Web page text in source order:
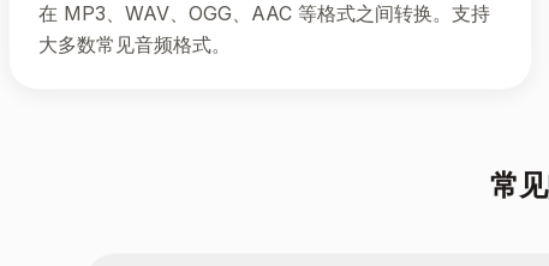
在 MP3、WAV、OGG、AAC 等格式之间转换。支持
大多数常见音频格式。
常